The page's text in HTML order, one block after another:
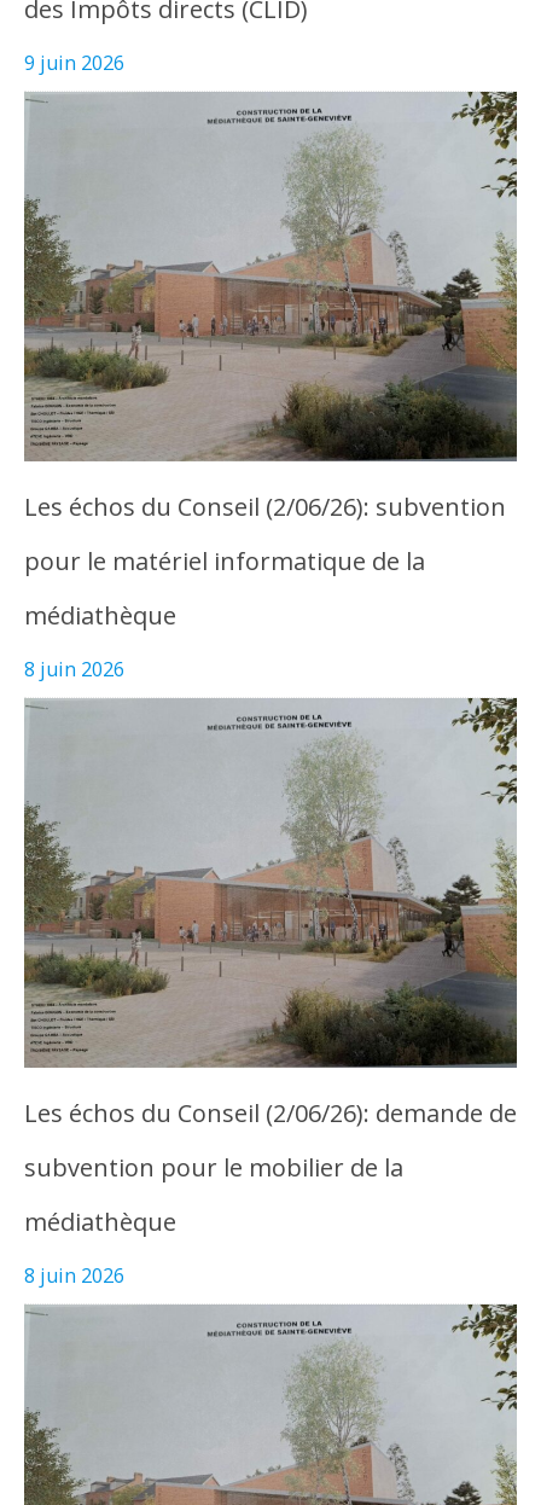
des Impôts directs (CLID)
9 juin 2026
Les échos du Conseil (2/06/26): subvention
pour le matériel informatique de la
médiathèque
8 juin 2026
Les échos du Conseil (2/06/26): demande de
subvention pour le mobilier de la
médiathèque
8 juin 2026